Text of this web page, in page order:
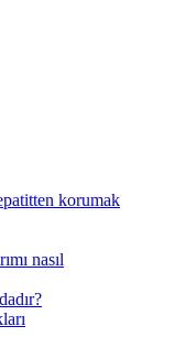
korumak
nasıl